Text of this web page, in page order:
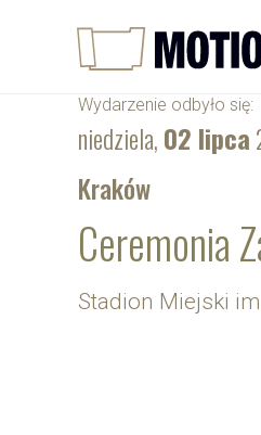
Wydarzenie odbyło się:
niedziela,02 lipca
Kraków
Ceremonia
Stadion Miejski